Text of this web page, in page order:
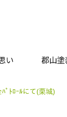
い 郡山
ﾊﾟﾄﾛｰﾙにて(栗城)